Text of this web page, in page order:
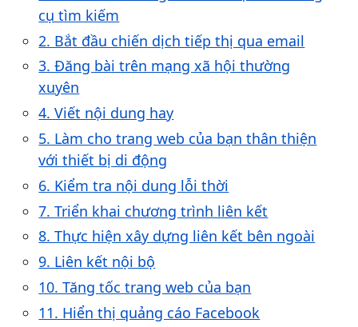
cụ tìm kiếm
2. Bắt đầu chiến dịch tiếp thị qua email
3. Đăng bài trên mạng xã hội thường
xuyên
4. Viết nội dung hay
5. Làm cho trang web của bạn thân thiện
với thiết bị di động
6. Kiểm tra nội dung lỗi thời
7. Triển khai chương trình liên kết
8. Thực hiện xây dựng liên kết bên ngoài
9. Liên kết nội bộ
10. Tăng tốc trang web của bạn
11. Hiển thị quảng cáo Facebook